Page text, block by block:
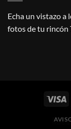
Echa un vistazo a
fotos de tu rincón